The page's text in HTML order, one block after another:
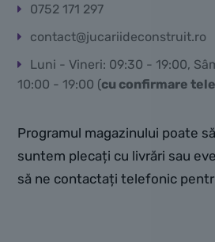
0752 171 297
contact@jucariideconstruit.ro
Luni - Vineri: 09:30 - 19:00,
10:00 - 19:00 (cu confirmare
Programul magazinului poate
suntem plecați cu livrări sau
să ne contactați telefonic